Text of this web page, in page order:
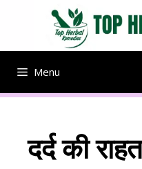
Menu
दर्द की राहत